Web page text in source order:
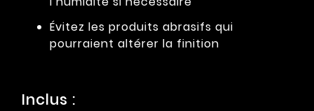
Évitez les produits abrasifs qui
pourraient altérer la finition
Inclus :